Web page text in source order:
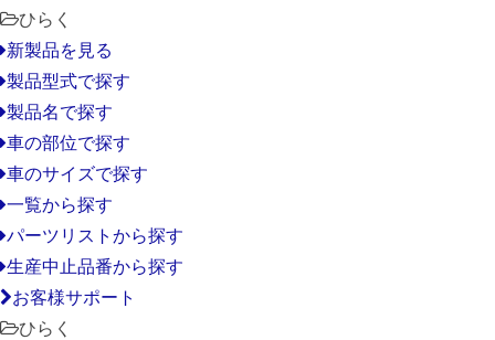
ひらく
新製品を見る
製品型式で探す
製品名で探す
車の部位で探す
車のサイズで探す
一覧から探す
パーツリストから探す
生産中止品番から探す
お客様サポート
ひらく